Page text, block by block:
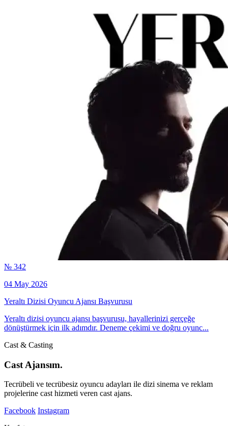
№ 342
04 May 2026
Yeraltı Dizisi Oyuncu Ajansı Başvurusu
Yeraltı dizisi oyuncu ajansı başvurusu, hayallerinizi gerçeğe
dönüştürmek için ilk adımdır. Deneme çekimi ve doğru oyunc...
Cast & Casting
Cast Ajansım.
Tecrübeli ve tecrübesiz oyuncu adayları ile dizi sinema ve reklam
projelerine cast hizmeti veren cast ajans.
Facebook Instagram